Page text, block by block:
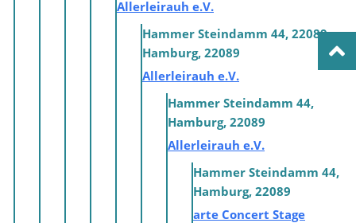
Allerleirauh e.V.
Hammer Steindamm 44, 22089
Hamburg, 22089
Allerleirauh e.V.
Hammer Steindamm 44,
Hamburg, 22089
Allerleirauh e.V.
Hammer Steindamm 44,
Hamburg, 22089
arte Concert Stage